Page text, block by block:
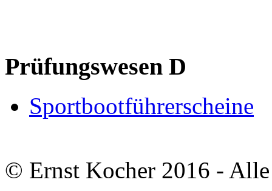
Prüfungswesen D
Sportbootführerscheine
© Ernst Kocher 2016 -